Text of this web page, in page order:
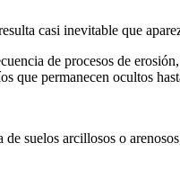
casi inevitable que
de procesos de
que permanecen ocultos
suelos arcillosos o